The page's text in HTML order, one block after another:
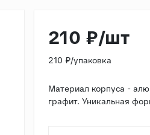
210 ₽/шт
210 ₽/упаковка
Материал корпуса -
графит. Уникальная